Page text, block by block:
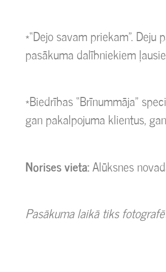
*“Dejo savam priekam”.
pasākuma dalībniekiem
*Biedrības “Brīnummāja”
gan pakalpojuma klientus,
Norises vieta:Alūksnes
Pasākuma laikā tiks